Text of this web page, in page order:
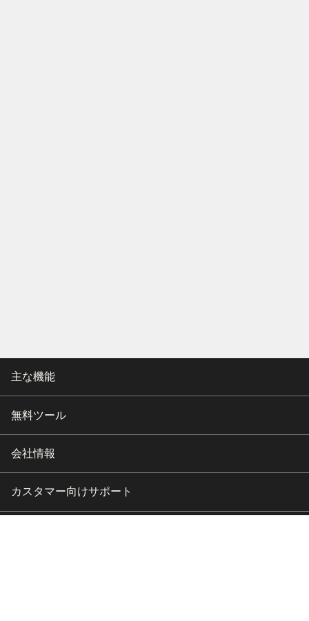
主な機能
無料ツール
会社情報
カスタマー向けサポート